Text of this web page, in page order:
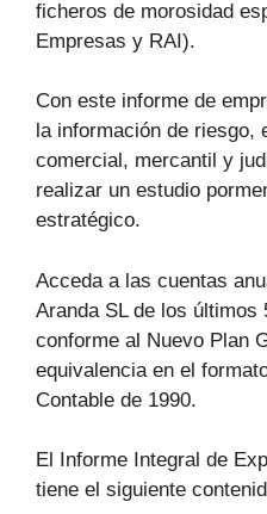
ficheros de morosidad
Empresas y RAI).
Con este informe de
la información de riesgo,
comercial, mercantil y
realizar un estudio
estratégico.
Acceda a las cuentas
Aranda SL de los
conforme al Nuevo Plan
equivalencia en el
Contable de 1990.
El Informe Integral de
tiene el siguiente